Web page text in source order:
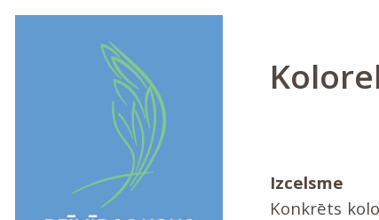
Izcelsme
Konkrēts